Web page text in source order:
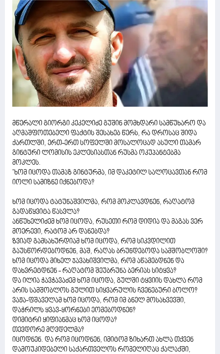
მწერალი გიორგი კეკელიძე გუშინ მომხდარი სამწუხარო და
აღმაშფოთებელი ფაქტის შესახებ წერს, რა დროსაც შიდა
ქართლში, ერთ-ერთ სოფელში მოსალოცად ასული თამარ
გინტური ლომისის ეკლესიასთან რუსმა ოკუპანტებმა
მოკლეს.
"ხომ იცოდა თამაზ გინტურმა, იმ დაკეტილ სალოცავთან რომ
იოლი სამიზნე იქნებოდა?
ხომ იცოდა ტატუნაშვილმა, რომ მოკლავდნენ, რაღატომ
გადაწყვიტა წასვლა?
ანწუხელიძემ ხომ იცოდა, რუსეთი რომ დიდია და მაგას ვერ
მოერევი, რატომ არ დანებდა?
ზვიად გამსახურდიამ ხომ იცოდა, რომ სიკვდილით
გაუსწორდებოდნენ, მაშ, რაღას ბრუნდებოდა სამშობლოში?
ხომ იცოდა მიხელ ჯავახიშვილმა, რომ აწამებდნენ და
დახვრეტდნენ - რაღატომ შეუბრუნა ბერიას სიტყვა?
და ილია ჭავჭავაძემ ხომ იცოდა, გულში ტყვიის დახლა რომ
არის სამშობლოს გულით სიყვარულის ჩვენებური ბოლო?
ვაჟა-ფშაველამ ხომ იცოდა, რომ იმ ბნელ მოსახვევში,
დაჭრილს ყვავ-ყორნები ეომებოდნენ?
დიმიტრი ყიფიანმაც ხომ იცოდა?
თევდორე მღვდელმა?
იცოდნენ. და რომ იცოდნენ, იმიტომ ზიხართ ახლა თქვენ
დამოუკიდებელი საქართველოს რომელიღაც ქალაქში,